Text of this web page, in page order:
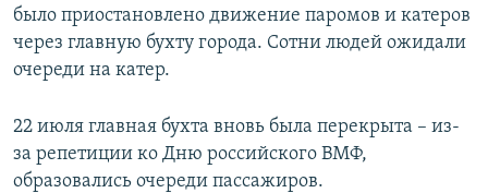
было приостановлено движение паромов и катеров
через главную бухту города. Сотни людей ожидали
очереди на катер.
22 июля главная бухта вновь была перекрыта – из-
за репетиции ко Дню российского ВМФ,
образовались очереди пассажиров.